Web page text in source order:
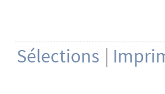
Sélections |